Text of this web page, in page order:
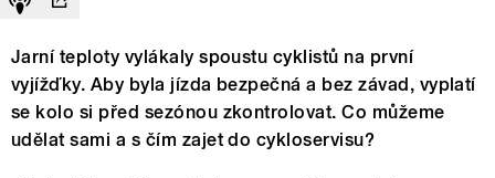
Jarní teploty vylákaly spoustu cyklistů na první
vyjížďky. Aby byla jízda bezpečná a bez závad, vyplatí
se kolo si před sezónou zkontrolovat. Co můžeme
udělat sami a s čím zajet do cykloservisu?